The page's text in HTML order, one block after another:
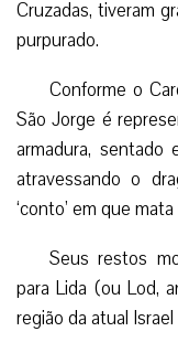
Cruzadas, tiveram
purpurado.
Conforme o
São Jorge é
armadura, sentado
atravessando o
‘conto’ em que
Seus restos
para Lida (ou Lod,
região da atual